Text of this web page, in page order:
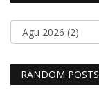
RANDOM POSTS